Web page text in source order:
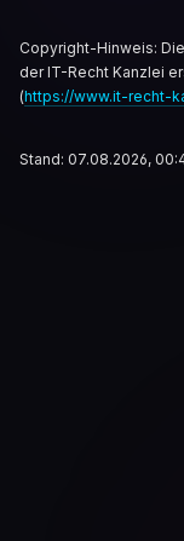
Copyright-Hinweis:
der IT-Recht Kanzlei
(https://www.it-recht-
Stand: 07.08.2026,